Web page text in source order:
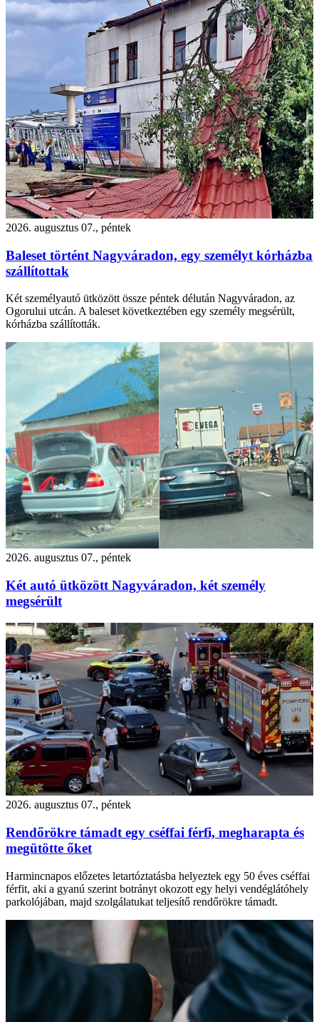
2026. augusztus 07., péntek
Baleset történt Nagyváradon, egy személyt kórházba
szállítottak
Két személyautó ütközött össze péntek délután Nagyváradon, az
Ogorului utcán. A baleset következtében egy személy megsérült,
kórházba szállították.
2026. augusztus 07., péntek
Két autó ütközött Nagyváradon, két személy
megsérült
2026. augusztus 07., péntek
Rendőrökre támadt egy cséffai férfi, megharapta és
megütötte őket
Harmincnapos előzetes letartóztatásba helyeztek egy 50 éves cséffai
férfit, aki a gyanú szerint botrányt okozott egy helyi vendéglátóhely
parkolójában, majd szolgálatukat teljesítő rendőrökre támadt.